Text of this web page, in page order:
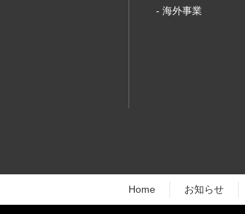
- 海外事業
Home お知らせ